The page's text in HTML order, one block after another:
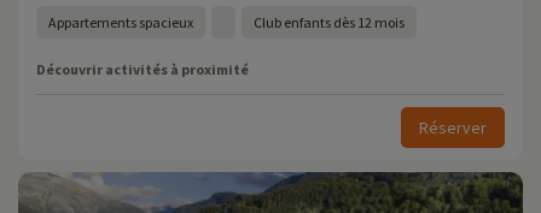
Appartements spacieux Club enfants dès 12 mois
Découvrir activités à proximité
Réserver